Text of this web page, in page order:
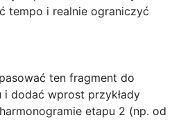
tempo i realnie ograniczyć
ten fragment do
i dodać wprost przykłady
etapu 2 (np. od